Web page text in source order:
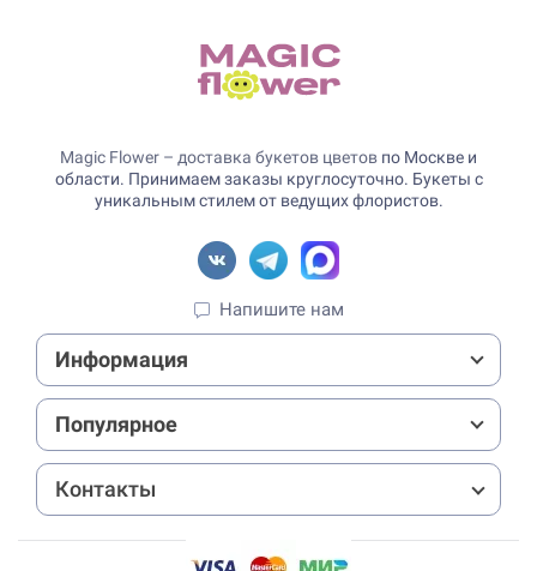
Magic Flower – доставка букетов цветов по Москве и
области. Принимаем заказы круглосуточно. Букеты с
уникальным стилем от ведущих флористов.
Напишите нам
Информация
Популярное
Контакты